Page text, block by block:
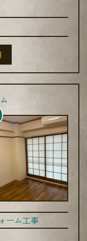
ーム工事